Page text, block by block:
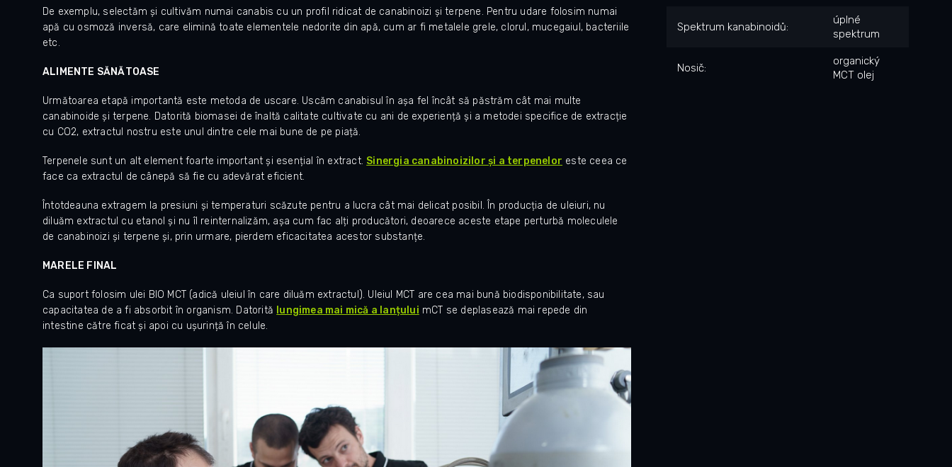
De exemplu, selectăm și cultivăm numai canabis cu un profil ridicat de canabinoizi și terpene. Pentru udare folosim numai
apă cu osmoză inversă, care elimină toate elementele nedorite din apă, cum ar fi metalele grele, clorul, mucegaiul, bacteriile
etc.
ALIMENTE SĂNĂTOASE
Următoarea etapă importantă este metoda de uscare. Uscăm canabisul în așa fel încât să păstrăm cât mai multe
canabinoide și terpene. Datorită biomasei de înaltă calitate cultivate cu ani de experiență și a metodei specifice de extracție
cu CO2, extractul nostru este unul dintre cele mai bune de pe piață.
Terpenele sunt un alt element foarte important și esențial în extract. Sinergia canabinoizilor și a terpenelor este ceea ce
face ca extractul de cânepă să fie cu adevărat eficient.
Întotdeauna extragem la presiuni și temperaturi scăzute pentru a lucra cât mai delicat posibil. În producția de uleiuri, nu
diluăm extractul cu etanol și nu îl reinternalizăm, așa cum fac alți producători, deoarece aceste etape perturbă moleculele
de canabinoizi și terpene și, prin urmare, pierdem eficacitatea acestor substanțe.
MARELE FINAL
Ca suport folosim ulei BIO MCT (adică uleiul în care diluăm extractul). Uleiul MCT are cea mai bună biodisponibilitate, sau
capacitatea de a fi absorbit în organism. Datorită lungimea mai mică a lanțului mCT se deplasează mai repede din
intestine către ficat și apoi cu ușurință în celule.
Spektrum kanabinoidů:
úplné
spektrum
Nosič:
organický
MCT olej